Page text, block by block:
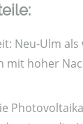
Neu-Ulm als
mit hoher